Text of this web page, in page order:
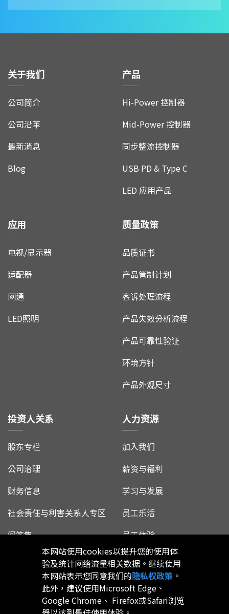
关于我们
公司简介
公司沿革
最新消息
Blog
产品
Hi-Power 控制器
Mid-Power 控制器
同步整流控制器
USB PD & Type C
LED 应用产品
应用
电视/显示器
适配器
网通
LED照明
质量政策
品质证书
产品管制计划
客诉处理流程
产品失效分析流程
产品可靠性验证
环境方针
产品外观尺寸
投资人关系
股东专栏
公司治理
财务信息
社会责任与利害关系人专区
问答集
人力资源
加入我们
薪资与福利
学习与发展
员工乐活
员工体验
首页 网站地图 隐私权政策
本网站使用cookies以提升您的使用体
验及统计网络流量相关数据。继续使用
本网站表示您同意我们的隐私权政策 。
此外，建议使用Microsoft Edge、
Google Chrome、 Firefox或Safari浏览